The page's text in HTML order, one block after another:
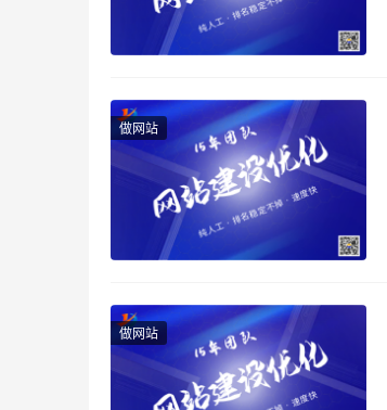
做网站
做网站